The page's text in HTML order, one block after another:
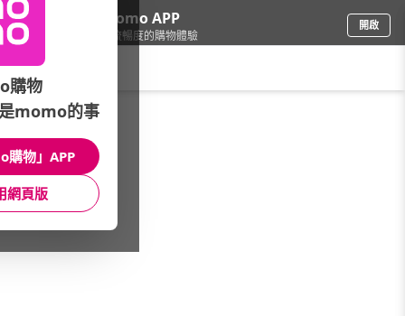
下載momo APP
給你3倍流暢度的購物體驗
開啟
女時尚/女裝/熱搜關鍵字
館長推薦 月銷量
購物
momo的事
購物」APP
網頁版